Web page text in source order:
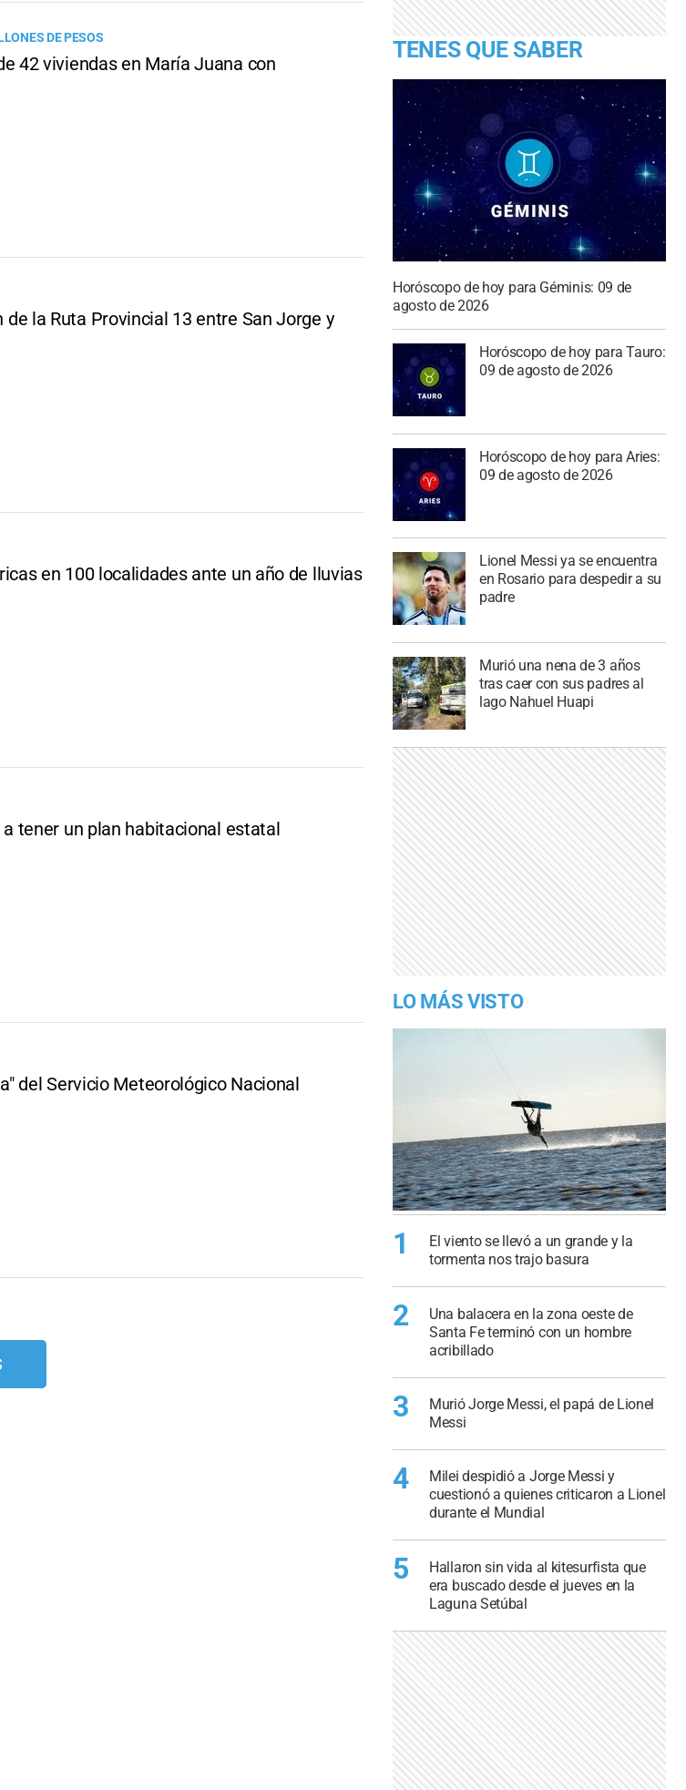
DE PESOS
42 viviendas en María Juana con
la Ruta Provincial 13 entre San Jorge y
en 100 localidades ante un año de lluvias
tener un plan habitacional estatal
del Servicio Meteorológico Nacional
TENES QUE SABER
Horóscopo de hoy para Géminis: 09 de
agosto de 2026
Horóscopo de hoy para Tauro:
09 de agosto de 2026
Horóscopo de hoy para Aries:
09 de agosto de 2026
Lionel Messi ya se encuentra
en Rosario para despedir a su
padre
Murió una nena de 3 años
tras caer con sus padres al
lago Nahuel Huapi
LO MÁS VISTO
1
El viento se llevó a un grande y la
tormenta nos trajo basura
2
Una balacera en la zona oeste de
Santa Fe terminó con un hombre
acribillado
3
Murió Jorge Messi, el papá de Lionel
Messi
4
Milei despidió a Jorge Messi y
cuestionó a quienes criticaron a Lionel
durante el Mundial
5
Hallaron sin vida al kitesurfista que
era buscado desde el jueves en la
Laguna Setúbal